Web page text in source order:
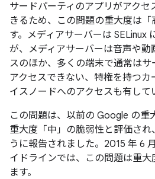
サードパーティのアプリがアク
きるため、この問題の重大度は
す。メディアサーバーは SELinux
が、メディアサーバーは音声や動
スのほか、多くの端末で通常は
アクセスできない、特権を持つ
イスノードへのアクセスも有して
この問題は、以前の Google の重
重大度「中」の脆弱性と評価さ
うに報告されました。2015 年 6
イドラインでは、この問題は重
ます。